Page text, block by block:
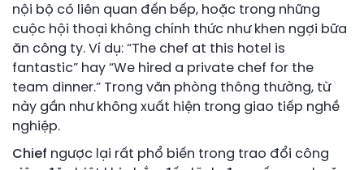
nội bộ có liên quan đến bếp, hoặc trong những
cuộc hội thoại không chính thức như khen ngợi bữa
ăn công ty. Ví dụ: “The chef at this hotel is
fantastic” hay “We hired a private chef for the
team dinner.” Trong văn phòng thông thường, từ
này gần như không xuất hiện trong giao tiếp nghề
nghiệp.
Chief ngược lại rất phổ biến trong trao đổi công